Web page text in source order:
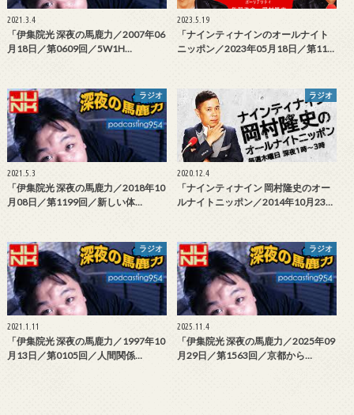
2021.3.4
「伊集院光 深夜の馬鹿力／2007年06
月18日／第0609回／5W1H…
2023.5.19
「ナインティナインのオールナイト
ニッポン／2023年05月18日／第11…
ラジオ
2021.5.3
「伊集院光 深夜の馬鹿力／2018年10
月08日／第1199回／新しい体…
ラジオ
2020.12.4
「ナインティナイン 岡村隆史のオー
ルナイトニッポン／2014年10月23…
ラジオ
2021.1.11
「伊集院光 深夜の馬鹿力／1997年10
月13日／第0105回／人間関係…
ラジオ
2025.11.4
「伊集院光 深夜の馬鹿力／2025年09
月29日／第1563回／京都から…